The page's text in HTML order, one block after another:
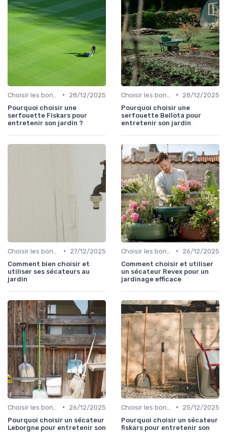
•
28/12/2025
Pourquoi choisir une
serfouette Fiskars pour
entretenir son jardin ?
•
28/12/2025
Pourquoi choisir une
serfouette Bellota pour
entretenir son jardin
•
27/12/2025
Comment bien choisir et
utiliser ses sécateurs au
jardin
•
26/12/2025
Comment choisir et utiliser
un sécateur Revex pour un
jardinage efficace
•
26/12/2025
Pourquoi choisir un sécateur
Leborgne pour entretenir son
•
25/12/2025
Pourquoi choisir un sécateur
fiskars pour entretenir son